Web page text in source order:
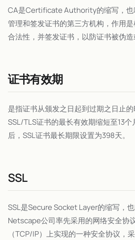
CA是Certificate Authority的缩写，也
管理和签发证书的第三方机构，作用
合法性，并签发证书，以防证书被伪造
证书有效期
是指证书从颁发之日起到过期之日止
SSL/TLS证书的最长有效期缩短至13
后，SSL证书最长期限设置为398天。
SSL
SSL是Secure Socket Layer的缩写，
Netscape公司率先采用的网络安全协
（TCP/IP）上实现的一种安全协议，